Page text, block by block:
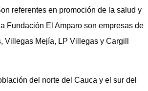
referentes en promoción de la salud y
Fundación El Amparo son empresas de
Villegas Mejía, LP Villegas y Cargill
del norte del Cauca y el sur del